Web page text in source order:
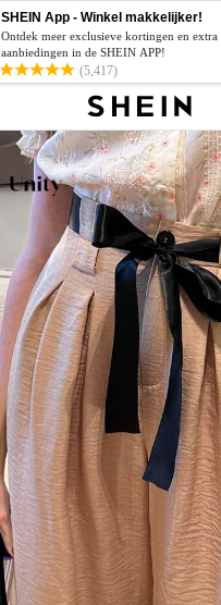
SHEIN App - Winkel makkelijker!
Ontdek meer exclusieve kortingen en extra
aanbiedingen in de SHEIN APP!
(5,417)